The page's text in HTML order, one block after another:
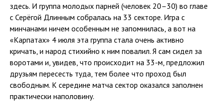
здесь. И группа молодых парней (человек 20–30) во главе
с Серёгой Длинным собралась на 33 секторе. Игра с
минчанами ничем особенным не запомнилась, а вот на
«Карпатах» 4 июля эта группа стала очень активно
кричать, и народ стихийно к ним повалил. Я сам сидел за
воротами и, увидев, что происходит на 33-м, предложил
друзьям пересесть туда, тем более что проход был
свободным. К середине матча сектор оказался заполнен
практически наполовину.